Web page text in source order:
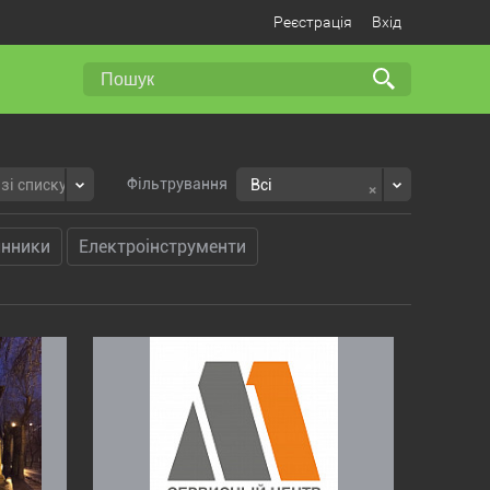
Реєстрація Вхід
списку Фільтрування ×
Всі
Електроінструменти